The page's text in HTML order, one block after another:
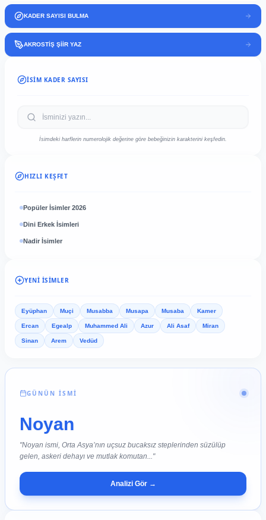
KADER SAYISI BULMA
AKROSTİŞ ŞİİR YAZ
İSIM KADER SAYISI
İsimdeki harflerin numerolojik değerine göre bebeğinizin karakterini keşfedin.
HIZLI KEŞFET
Popüler İsimler 2026
Dini Erkek İsimleri
Nadir İsimler
YENI İSIMLER
Eyüphan Muçi Musabba Musapa Musaba Kamer
Ercan Egealp Muhammed Ali Azur Ali Asaf Miran
Sinan Arem Vedüd
GÜNÜN İSMİ
Noyan
"Noyan ismi, Orta Asya’nın uçsuz bucaksız steplerinden süzülüp
gelen, askeri dehayı ve mutlak komutan..."
Analizi Gör →